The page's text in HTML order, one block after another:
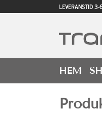
LEVERANSTID
HEM